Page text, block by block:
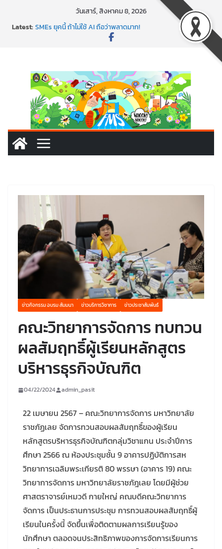
วันเสาร์, สิงหาคม 8, 2026
Latest:SMEs ยุคนี้ ถ้าไม่ใช้ AI ถือว่าพลาดมาก!
สร้าง VDO ก็ปัง แถมเขียนโค้ดสร้างแอปได้อีก! เรียนกับ
พาธุรกิจท้องถิ่นสู่ตลาดโลก ด้วยเทคโนโลยี AI!
ข่าวกิจกรรม อบรม สัมมนา ข่าวบริการวิชาการ ข่าวประชาสัมพันธ์
คณะวิทยาการจัดการ ทบทวน
ผลสัมฤทธิ์ผู้เรียนหลักสูตร
บริหารธุรกิจบัณฑิต
04/22/2024 admin_pasit
22 เมษายน 2567 – คณะวิทยาการจัดการ มหาวิทยาลัย
ราชภัฏเลย จัดการทวนสอบผลสัมฤทธิ์ของผู้เรียน
หลักสูตรบริหารธุรกิจบัณฑิตกลุ่มวิชาแกน ประจำปีการ
ศึกษา 2566 ณ ห้องประชุมชั้น 9 อาคารปฏิบัติการสห
วิทยาการเฉลิมพระเกียรติ 80 พรรษา (อาคาร 19) คณะ
วิทยาการจัดการ มหาวิทยาลัยราชภัฎเลย โดยมีผู้ช่วย
ศาสตราจารย์เหมวดี กายใหญ่ คณบดีคณะวิทยาการ
จัดการ เป็นประธานการประชุม การทวนสอบผลสัมฤทธิ์ผู้
เรียนในครั้งนี้ จัดขึ้นเพื่อติดตามผลการเรียนรู้ของ
นักศึกษา ตลอดจนประสิทธิภาพของการจัดการเรียนการ